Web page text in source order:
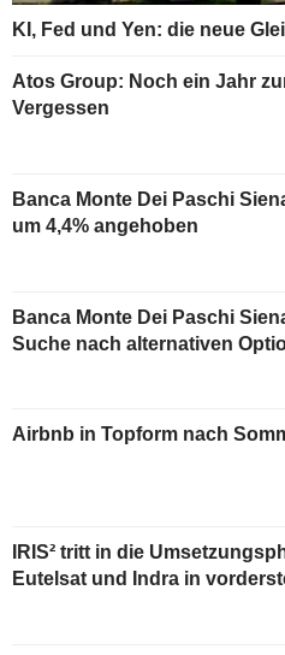
KI, Fed und Yen: die neue
Atos Group: Noch ein Jahr
Vergessen
Banca Monte Dei Paschi
um 4,4% angehoben
Banca Monte Dei Paschi
Suche nach alternativen
Airbnb in Topform nach
IRIS² tritt in die
Eutelsat und Indra in